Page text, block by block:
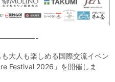
大人も楽しめる国際交流イベン
Festival 2026」を開催しま